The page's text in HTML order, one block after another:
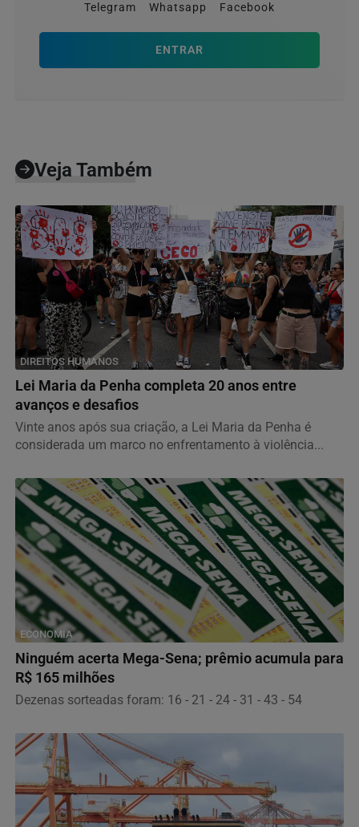
Telegram Whatsapp Facebook
ENTRAR
Veja Também
DIREITOS HUMANOS
Lei Maria da Penha completa 20 anos entre
avanços e desafios
Vinte anos após sua criação, a Lei Maria da Penha é
considerada um marco no enfrentamento à violência...
ECONOMIA
Ninguém acerta Mega-Sena; prêmio acumula para
R$ 165 milhões
Dezenas sorteadas foram: 16 - 21 - 24 - 31 - 43 - 54